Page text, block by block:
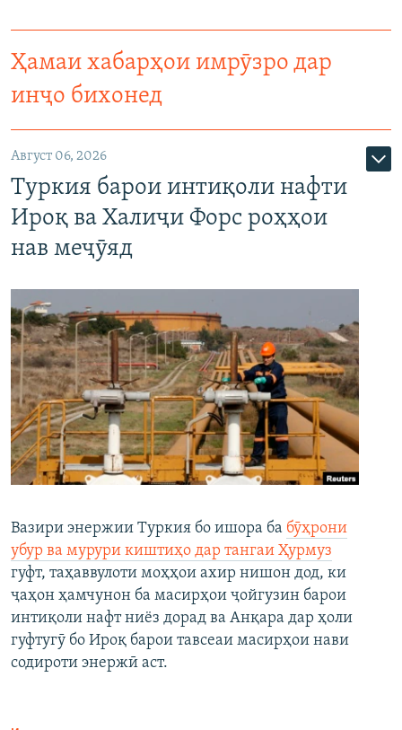
Ҳамаи хабарҳои имрӯзро дар
инҷо бихонед
Август 06, 2026
Туркия барои интиқоли нафти
Ироқ ва Халиҷи Форс роҳҳои
нав меҷӯяд
Вазири энержии Туркия бо ишора ба бӯҳрони
убур ва мурури киштиҳо дар тангаи Ҳурмуз
гуфт, таҳаввулоти моҳҳои ахир нишон дод, ки
ҷаҳон ҳамчунон ба масирҳои ҷойгузин барои
интиқоли нафт ниёз дорад ва Анқара дар ҳоли
гуфтугӯ бо Ироқ барои тавсеаи масирҳои нави
содироти энержӣ аст.